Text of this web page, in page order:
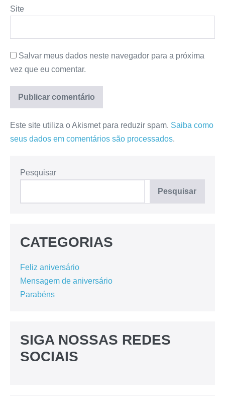
Site
Salvar meus dados neste navegador para a próxima
vez que eu comentar.
Este site utiliza o Akismet para reduzir spam. Saiba como
seus dados em comentários são processados.
Pesquisar
Pesquisar
CATEGORIAS
Feliz aniversário
Mensagem de aniversário
Parabéns
SIGA NOSSAS REDES
SOCIAIS